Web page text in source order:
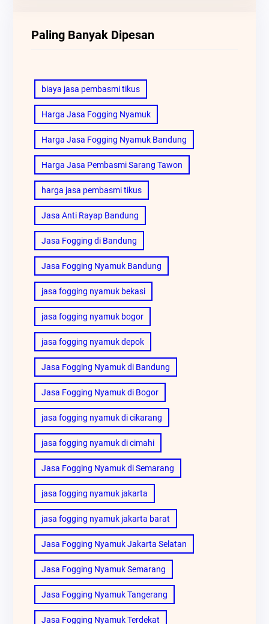
Paling Banyak Dipesan
biaya jasa pembasmi tikus
Harga Jasa Fogging Nyamuk
Harga Jasa Fogging Nyamuk Bandung
Harga Jasa Pembasmi Sarang Tawon
harga jasa pembasmi tikus
Jasa Anti Rayap Bandung
Jasa Fogging di Bandung
Jasa Fogging Nyamuk Bandung
jasa fogging nyamuk bekasi
jasa fogging nyamuk bogor
jasa fogging nyamuk depok
Jasa Fogging Nyamuk di Bandung
Jasa Fogging Nyamuk di Bogor
jasa fogging nyamuk di cikarang
jasa fogging nyamuk di cimahi
Jasa Fogging Nyamuk di Semarang
jasa fogging nyamuk jakarta
jasa fogging nyamuk jakarta barat
Jasa Fogging Nyamuk Jakarta Selatan
Jasa Fogging Nyamuk Semarang
Jasa Fogging Nyamuk Tangerang
Jasa Fogging Nyamuk Terdekat